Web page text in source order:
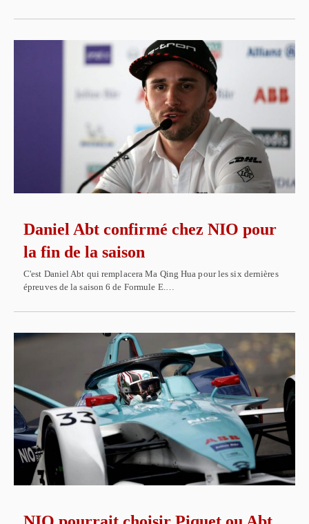
Daniel Abt confirmé chez NIO pour
la fin de la saison
C'est Daniel Abt qui remplacera Ma Qing Hua pour les six dernières
épreuves de la saison 6 de Formule E.…